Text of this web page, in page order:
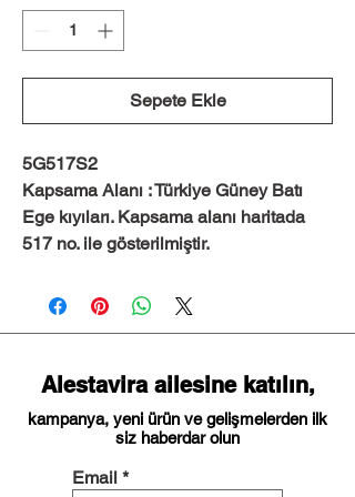
Sepete Ekle
5G517S2
Kapsama Alanı : Türkiye Güney Batı
Ege kıyıları. Kapsama alanı haritada
517 no. ile gösterilmiştir.
Alestavira ailesine katılın,
kampanya, yeni ürün ve gelişmelerden ilk
siz haberdar olun
Email